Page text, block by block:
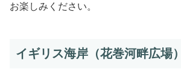
お楽しみください。
イギリス海岸（花巻河畔広場）